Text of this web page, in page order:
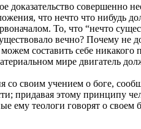
совершенно
что нечто что нибудь
То, что “нечто
вечно? Почему не
составить себе никакого
мире двигатель
со своим учением о боге,
придавая этому принципу
ему теологи говорят о